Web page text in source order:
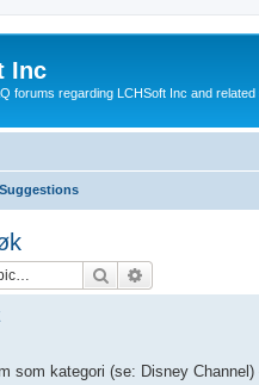
Inc
forums regarding LCHSoft Inc and related
Suggestions
Search
som kategori (se: Disney